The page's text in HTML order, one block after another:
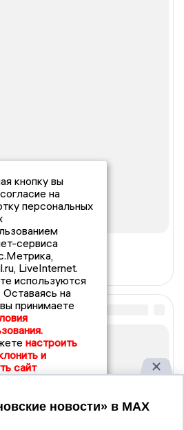
кнопку вы
на
персональных
сервиса
LiveInternet.
используются
на
принимаете
настроить
и
сайт